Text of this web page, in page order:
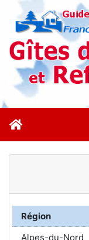
Région
Alpes-du-Nord